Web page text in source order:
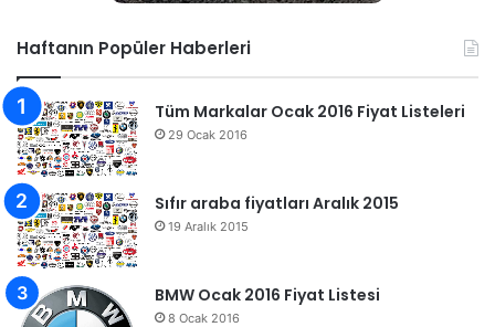
Haftanın Popüler Haberleri
Tüm Markalar Ocak 2016 Fiyat Listeleri
29 Ocak 2016
Sıfır araba fiyatları Aralık 2015
19 Aralık 2015
BMW Ocak 2016 Fiyat Listesi
8 Ocak 2016